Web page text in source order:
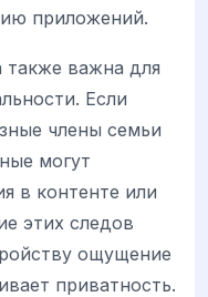
приложений.
также важна для
Если
члены семьи
могут
в контенте или
этих следов
ощущение
приватность.